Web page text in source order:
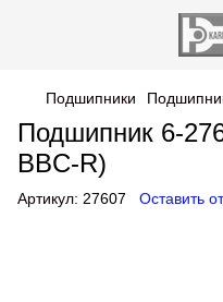
Подшипники
Подшипник 6-
BBC-R)
Артикул: 27607 Оставить